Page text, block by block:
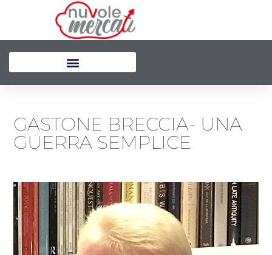
GASTONE BRECCIA- UNA
GUERRA SEMPLICE